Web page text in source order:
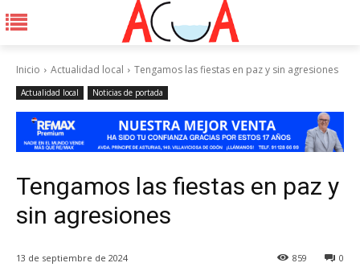
Inicio Actualidad local Tengamos las fiestas en paz y sin agresiones
Actualidad local Noticias de portada
Tengamos las fiestas en paz y
sin agresiones
13 de septiembre de 2024 0
859